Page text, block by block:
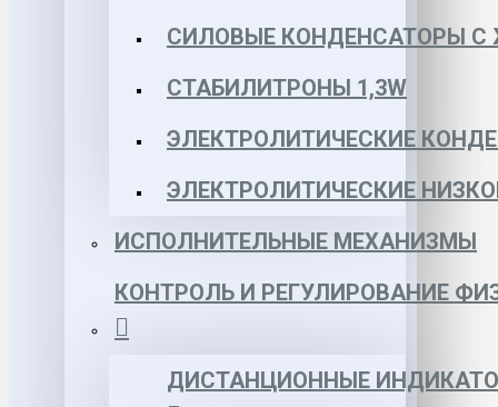
СИЛОВЫЕ КОНДЕНСАТОРЫ
СТАБИЛИТРОНЫ 1,3W
ЭЛЕКТРОЛИТИЧЕСКИЕ
ЭЛЕКТРОЛИТИЧЕСКИЕ
ИСПОЛНИТЕЛЬНЫЕ МЕХАНИЗМЫ
КОНТРОЛЬ И РЕГУЛИРОВАНИЕ
ДИСТАНЦИОННЫЕ